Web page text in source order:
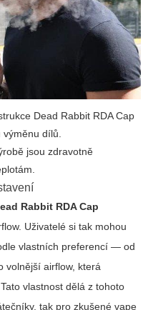
Dead Rabbit RDA Cap
výměnu dílů.
jsou zdravotně
Rabbit RDA Cap
Uživatelé si tak mohou
vlastních preferencí — od
volnější airflow, která
vlastnost dělá z tohoto
tak pro zkušené vape